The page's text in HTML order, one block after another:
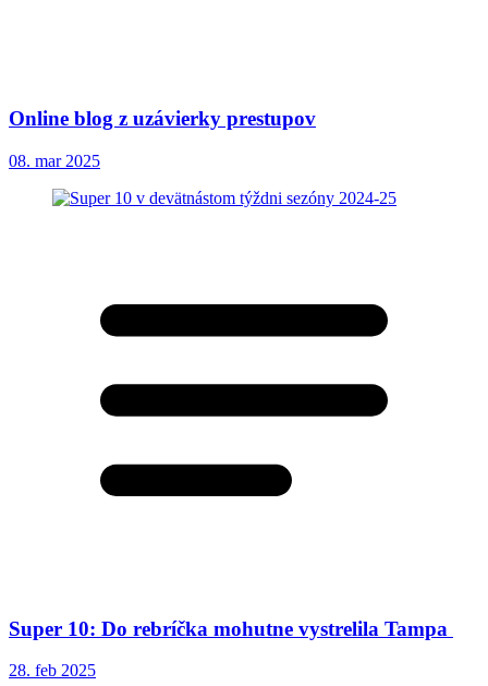
Online blog z uzávierky prestupov
08. mar 2025
Super 10: Do rebríčka mohutne vystrelila Tampa
28. feb 2025